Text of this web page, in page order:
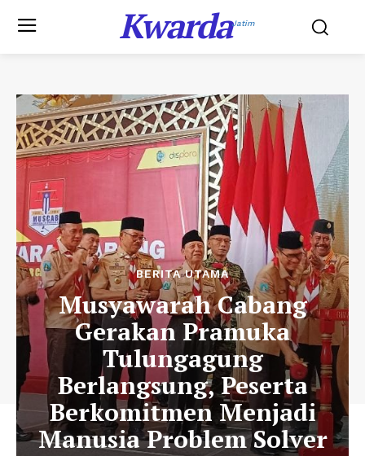
KwardaJatim
BERITA UTAMA
Musyawarah Cabang
Gerakan Pramuka
Tulungagung
Berlangsung, Peserta
Berkomitmen Menjadi
Manusia Problem Solver